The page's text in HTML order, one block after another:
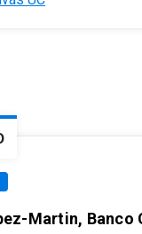
Martin, Banco